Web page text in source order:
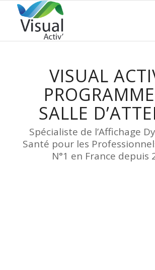
VISUAL
SALLE
Spécialiste de l’Affichage
Santé pour les
N°1 en France depuis